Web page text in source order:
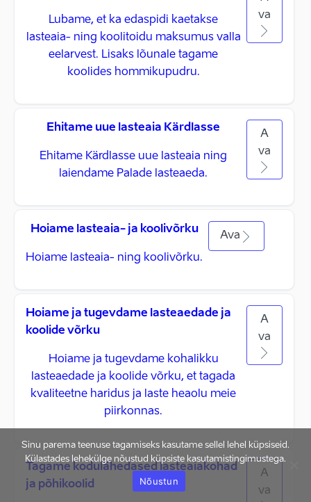
Lubame, et ka edaspidi kaetakse
lasteaia- ning koolitoidu maksumus valla
eelarvest. Lisaks lõunale tagame
koolides hommikupudru.
va
Ehitame uue lasteaia Kärdlasse
Ehitame Kärdlasse uue lasteaia ning
laiendame Palade lasteaeda.
A
va
Hoiame lasteaia- ja koolivõrku
Hoiame lasteaia- ning koolivõrku.
Ava
Hoiame ja tugevdame lasteaedade ja
koolide võrku
Hoiame ja tugevdame kohalikku
lasteaedade ja koolide võrku, et tagada
kvaliteetne haridus ja laste heaolu meie
piirkonnas.
A
va
Tagame kodulähedased lasteaiakohad
ja põhikoolid
A
va
Sinu parema teenuse tagamiseks kasutame sellel lehel küpsiseid.
Külastades lehekülge nõustud küpsiste kasutamistingimustega.
Nõustun